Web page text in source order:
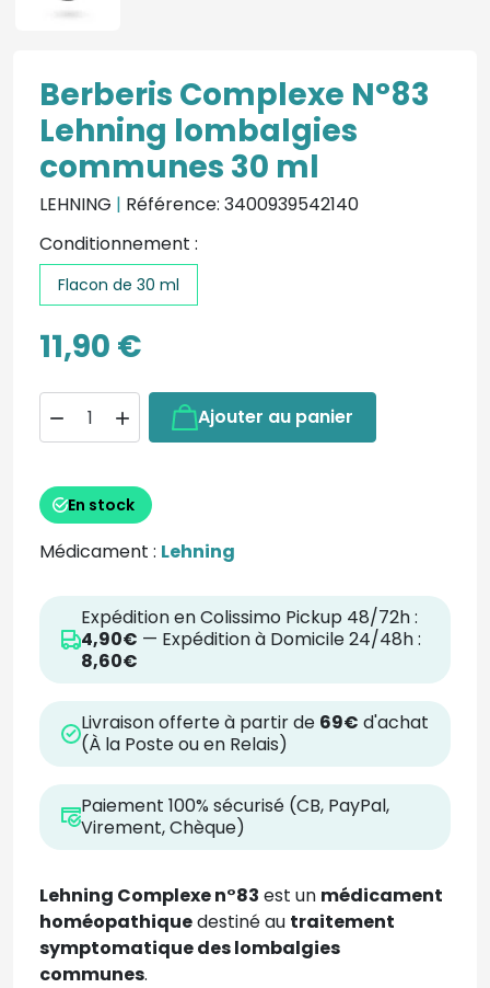
Berberis Complexe N°83
Lehning lombalgies
communes 30 ml
LEHNING | Référence: 3400939542140
Conditionnement :
Flacon de 30 ml
11,90 €
  Ajouter au panier
En stock
Médicament : Lehning
Expédition en Colissimo Pickup 48/72h :
4,90€ — Expédition à Domicile 24/48h :
8,60€
Livraison offerte à partir de 69€ d'achat
(À la Poste ou en Relais)
Paiement 100% sécurisé (CB, PayPal,
Virement, Chèque)
Lehning Complexe n°83 est un médicament
homéopathiquedestiné au traitement
symptomatique des lombalgies
communes.